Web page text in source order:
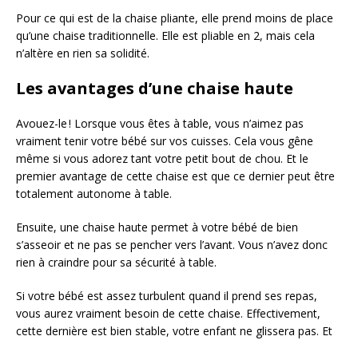
Pour ce qui est de la chaise pliante, elle prend moins de place
qu’une chaise traditionnelle. Elle est pliable en 2, mais cela
n’altère en rien sa solidité.
Les avantages d’une chaise haute
Avouez-le ! Lorsque vous êtes à table, vous n’aimez pas
vraiment tenir votre bébé sur vos cuisses. Cela vous gêne
même si vous adorez tant votre petit bout de chou. Et le
premier avantage de cette chaise est que ce dernier peut être
totalement autonome à table.
Ensuite, une chaise haute permet à votre bébé de bien
s’asseoir et ne pas se pencher vers l’avant. Vous n’avez donc
rien à craindre pour sa sécurité à table.
Si votre bébé est assez turbulent quand il prend ses repas,
vous aurez vraiment besoin de cette chaise. Effectivement,
cette dernière est bien stable, votre enfant ne glissera pas. Et